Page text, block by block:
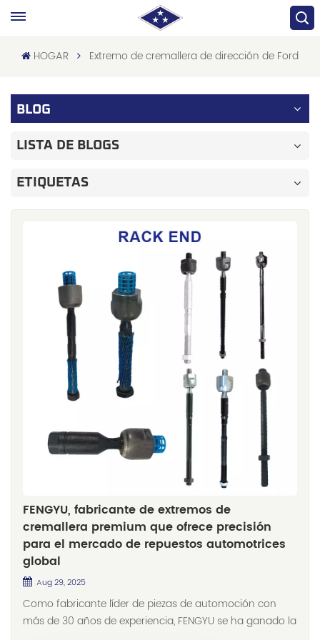
HOGAR Extremo de cremallera de dirección de Ford
BLOG
LISTA DE BLOGS
ETIQUETAS
FENGYU, fabricante de extremos de
cremallera premium que ofrece precisión
para el mercado de repuestos automotrices
global
Aug 29, 2025
Como fabricante líder de piezas de automoción con
más de 30 años de experiencia, FENGYU se ha ganado la